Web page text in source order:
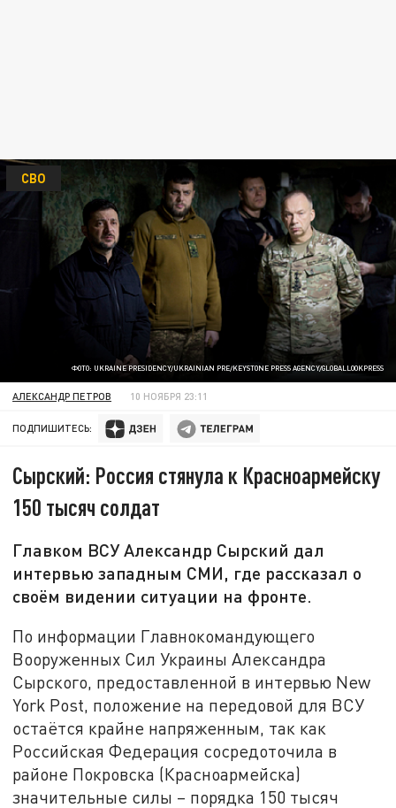
ФОТО: UKRAINE PRESIDENCY/UKRAINIAN PRE/KEYSTONE PRESS AGENCY/GLOBALLOOKPRESS
СВО
АЛЕКСАНДР ПЕТРОВ 10 НОЯБРЯ 23:11
ПОДПИШИТЕСЬ:
Сырский: Россия стянула к Красноармейску
150 тысяч солдат
Главком ВСУ Александр Сырский дал
интервью западным СМИ, где рассказал о
своём видении ситуации на фронте.
По информации Главнокомандующего
Вооруженных Сил Украины Александра
Сырского, предоставленной в интервью New
York Post, положение на передовой для ВСУ
остаётся крайне напряженным, так как
Российская Федерация сосредоточила в
районе Покровска (Красноармейска)
значительные силы – порядка 150 тысяч